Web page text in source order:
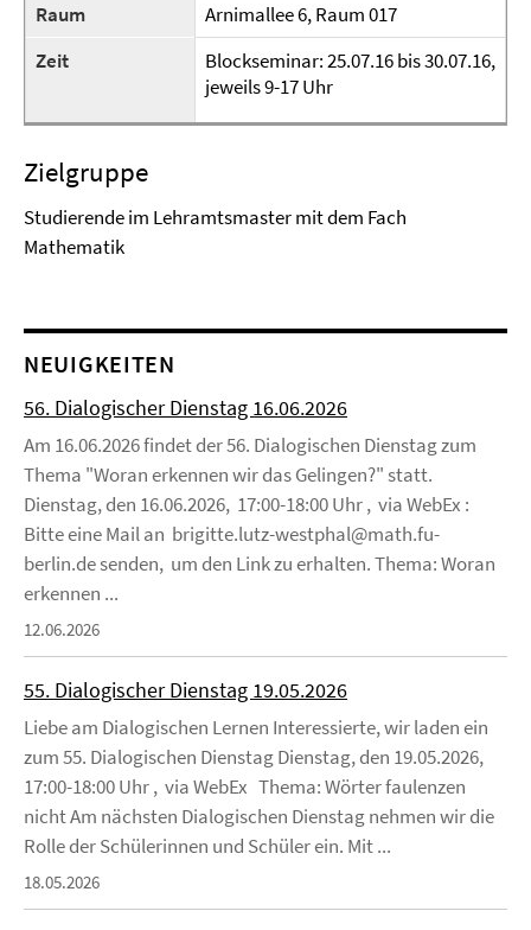
Raum
Arnimallee 6, Raum 017
Zeit
Blockseminar: 25.07.16 bis 30.07.16,
jeweils 9-17 Uhr
Zielgruppe
Studierende im Lehramtsmaster mit dem Fach
Mathematik
NEUIGKEITEN
56. Dialogischer Dienstag 16.06.2026
Am 16.06.2026 findet der 56. Dialogischen Dienstag zum
Thema "Woran erkennen wir das Gelingen?" statt.
Dienstag, den 16.06.2026, 17:00-18:00 Uhr , via WebEx :
Bitte eine Mail an brigitte.lutz-westphal@math.fu-
berlin.de senden, um den Link zu erhalten. Thema: Woran
erkennen ...
12.06.2026
55. Dialogischer Dienstag 19.05.2026
Liebe am Dialogischen Lernen Interessierte, wir laden ein
zum 55. Dialogischen Dienstag Dienstag, den 19.05.2026,
17:00-18:00 Uhr , via WebEx Thema: Wörter faulenzen
nicht Am nächsten Dialogischen Dienstag nehmen wir die
Rolle der Schülerinnen und Schüler ein. Mit ...
18.05.2026